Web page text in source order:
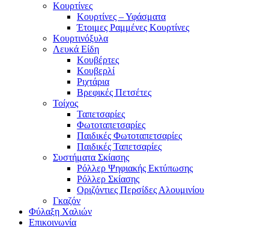
Κουρτίνες
Κουρτίνες – Υφάσματα
Έτοιμες Ραμμένες Κουρτίνες
Κουρτινόξυλα
Λευκά Είδη
Κουβέρτες
Κουβερλί
Ριχτάρια
Βρεφικές Πετσέτες
Τοίχος
Ταπετσαρίες
Φωτοταπετσαρίες
Παιδικές Φωτοταπετσαρίες
Παιδικές Ταπετσαρίες
Συστήματα Σκίασης
Ρόλλερ Ψηφιακής Εκτύπωσης
Ρόλλερ Σκίασης
Οριζόντιες Περσίδες Αλουμινίου
Γκαζόν
Φύλαξη Χαλιών
Επικοινωνία